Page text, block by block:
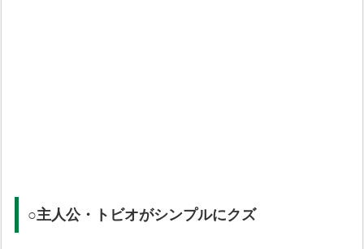
○主人公・トビオがシンプルにクズ